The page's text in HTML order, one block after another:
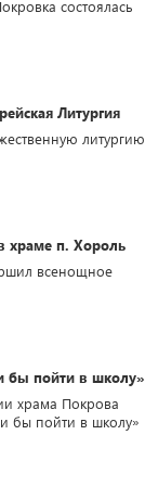
состоялась
Литургия
храме п. Хороль
всенощное
бы пойти в школу»
храма Покрова
бы пойти в школу»